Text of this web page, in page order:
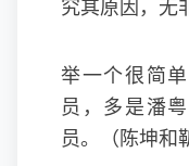
究其原因，无
举一个很简
员，多是潘
员。（陈坤和